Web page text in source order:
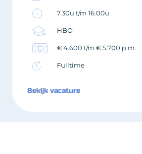
7.30u t/m 16.00u
HBO
€ 4.600 t/m € 5.700 p.m.
Fulltime
Bekijk vacature